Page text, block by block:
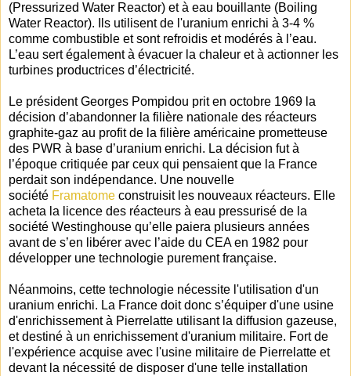
(Pressurized Water Reactor) et à eau bouillante (Boiling
Water Reactor). Ils utilisent de l'uranium enrichi à 3-4 %
comme combustible et sont refroidis et modérés à l’eau.
L’eau sert également à évacuer la chaleur et à actionner les
turbines productrices d’électricité.
Le président Georges Pompidou prit en octobre 1969 la
décision d’abandonner la filière nationale des réacteurs
graphite-gaz au profit de la filière américaine prometteuse
des PWR à base d’uranium enrichi. La décision fut à
l’époque critiquée par ceux qui pensaient que la France
perdait son indépendance. Une nouvelle
société Framatome construisit les nouveaux réacteurs. Elle
acheta la licence des réacteurs à eau pressurisé de la
société Westinghouse qu’elle paiera plusieurs années
avant de s’en libérer avec l’aide du CEA en 1982 pour
développer une technologie purement française.
Néanmoins, cette technologie nécessite l'utilisation d'un
uranium enrichi. La France doit donc s’équiper d'une usine
d'enrichissement à Pierrelatte utilisant la diffusion gazeuse,
et destiné à un enrichissement d'uranium militaire. Fort de
l'expérience acquise avec l'usine militaire de Pierrelatte et
devant la nécessité de disposer d'une telle installation